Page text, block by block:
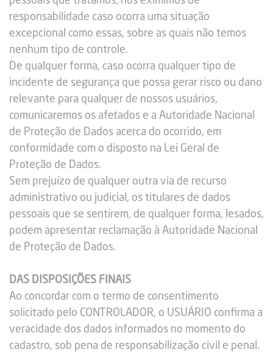
responsabilidade caso ocorra uma situação
excepcional como essas, sobre as quais não temos
nenhum tipo de controle.
De qualquer forma, caso ocorra qualquer tipo de
incidente de segurança que possa gerar risco ou dano
relevante para qualquer de nossos usuários,
comunicaremos os afetados e a Autoridade Nacional
de Proteção de Dados acerca do ocorrido, em
conformidade com o disposto na Lei Geral de
Proteção de Dados.
Sem prejuízo de qualquer outra via de recurso
administrativo ou judicial, os titulares de dados
pessoais que se sentirem, de qualquer forma, lesados,
podem apresentar reclamação à Autoridade Nacional
de Proteção de Dados.
DAS DISPOSIÇÕES FINAIS
Ao concordar com o termo de consentimento
solicitado pelo CONTROLADOR, o USUÁRIO confirma a
veracidade dos dados informados no momento do
cadastro, sob pena de responsabilização civil e penal.